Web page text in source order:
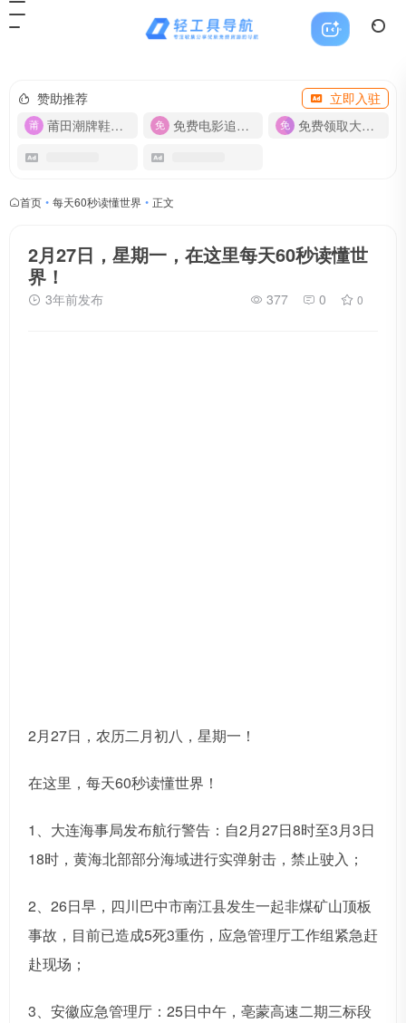
赞助推荐
立即入驻
莆田潮牌鞋服-货源
免费电影追剧APP 免费领取大流量卡【500G】
首页 • 每天60秒读懂世界 • 正文
2月27日，星期一，在这里每天60秒读懂世
界！
3年前发布 377 0 0
2月27日，农历二月初八，星期一！
在这里，每天60秒读懂世界！
1、大连海事局发布航行警告：自2月27日8时至3月3日
18时，黄海北部部分海域进行实弹射击，禁止驶入；
2、26日早，四川巴中市南江县发生一起非煤矿山顶板
事故，目前已造成5死3重伤，应急管理厅工作组紧急赶
赴现场；
3、安徽应急管理厅：25日中午，亳蒙高速二期三标段